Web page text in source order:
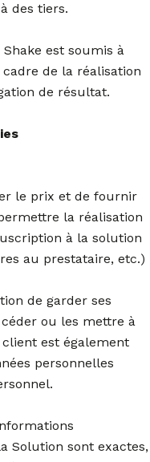
des tiers.
est soumis à
de la réalisation
de résultat.
le prix et de fournir
la réalisation
à la solution
au prestataire, etc.)
de garder ses
ou les mettre à
est également
personnelles
Solution sont exactes,